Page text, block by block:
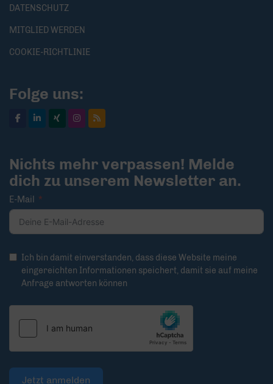
DATENSCHUTZ
MITGLIED WERDEN
COOKIE-RICHTLINIE
Folge uns:
Nichts mehr verpassen! Melde
dich zu unserem Newsletter an.
E-Mail
Ich bin damit einverstanden, dass diese Website meine
eingereichten Informationen speichert, damit sie auf meine
Anfrage antworten können
Jetzt anmelden